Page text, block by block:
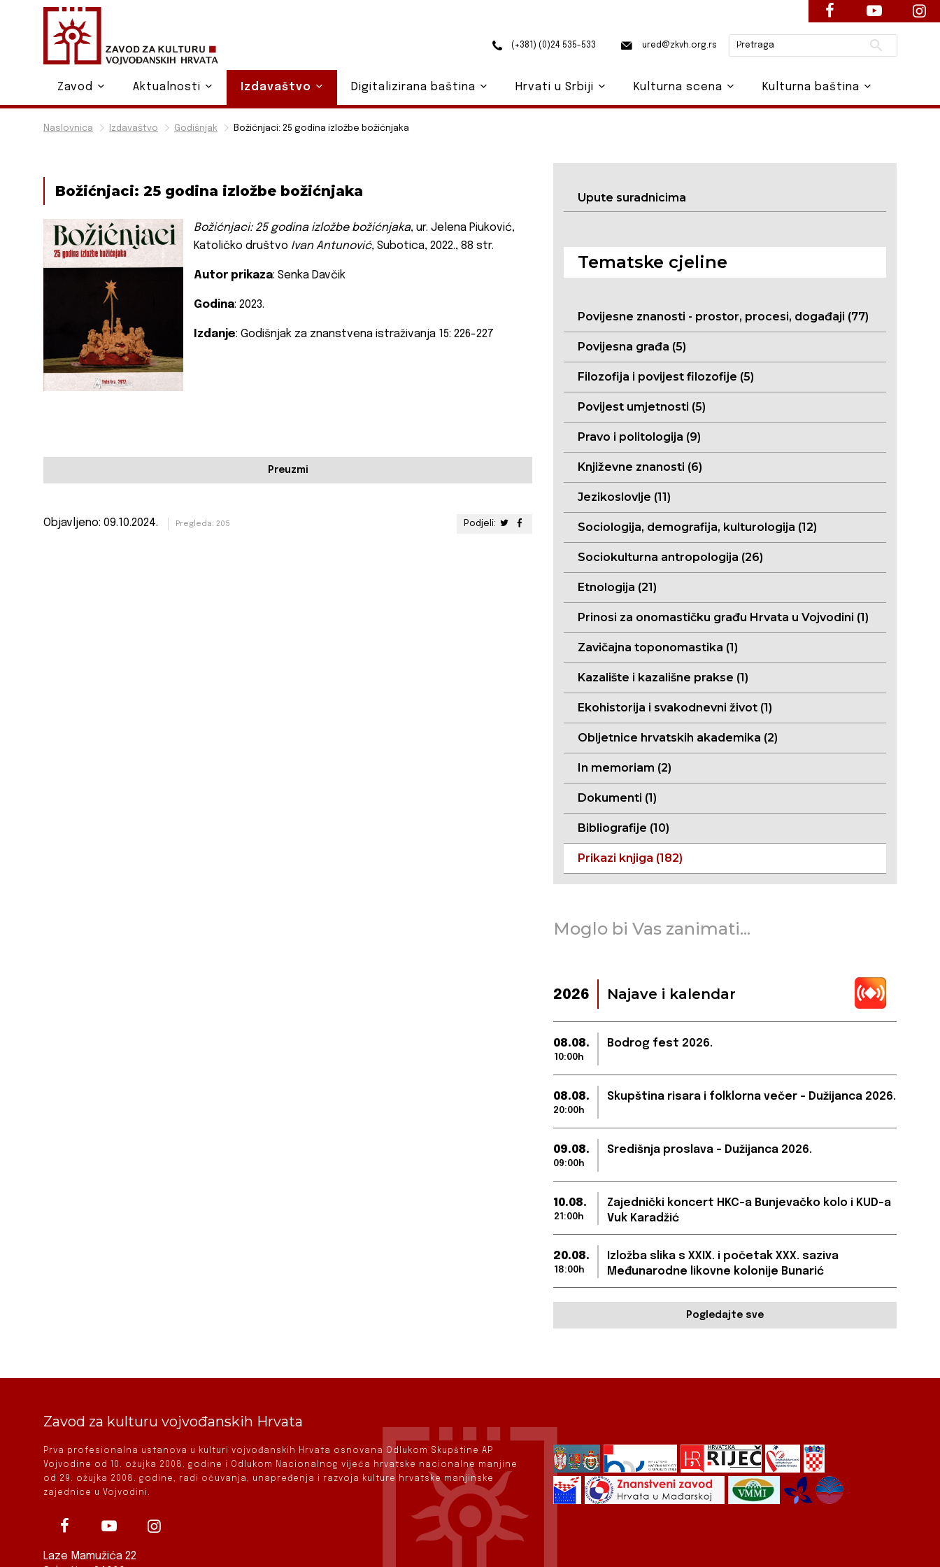
Naslovnica Izdavaštvo Godišnjak Božićnjaci: 25 godina izložbe božićnjaka
Božićnjaci: 25 godina izložbe božićnjaka
Božićnjaci: 25 godina izložbe božićnjaka, ur. Jelena Piuković,
Katoličko društvo Ivan Antunović, Subotica, 2022., 88 str.
Autor prikaza: Senka Davčik
Godina: 2023.
Izdanje: Godišnjak za znanstvena istraživanja 15: 226-227
Preuzmi
Podjeli:
Objavljeno: 09.10.2024. Pregleda: 205
Upute suradnicima
Tematske cjeline
Povijesne znanosti - prostor, procesi, događaji (77)
Povijesna građa (5)
Filozofija i povijest filozofije (5)
Povijest umjetnosti (5)
Pravo i politologija (9)
Književne znanosti (6)
Jezikoslovlje (11)
Sociologija, demografija, kulturologija (12)
Sociokulturna antropologija (26)
Etnologija (21)
Prinosi za onomastičku građu Hrvata u Vojvodini (1)
Zavičajna toponomastika (1)
Kazalište i kazališne prakse (1)
Ekohistorija i svakodnevni život (1)
Obljetnice hrvatskih akademika (2)
In memoriam (2)
Dokumenti (1)
Bibliografije (10)
Prikazi knjiga (182)
Moglo bi Vas zanimati...
2026 Najave i kalendar
08.08.
10:00h
Bodrog fest 2026.
08.08.
20:00h
Skupština risara i folklorna večer – Dužijanca 2026.
09.08.
09:00h
Središnja proslava – Dužijanca 2026.
10.08.
21:00h
Zajednički koncert HKC-a Bunjevačko kolo i KUD-a
Vuk Karadžić
20.08.
18:00h
Izložba slika s XXIX. i početak XXX. saziva
Međunarodne likovne kolonije Bunarić
Pogledajte sve
Zavod za kulturu vojvođanskih Hrvata
Prva profesionalna ustanova u kulturi vojvođanskih Hrvata osnovana Odlukom Skupštine AP
Vojvodine od 10. ožujka 2008. godine i Odlukom Nacionalnog vijeća hrvatske nacionalne manjine
od 29. ožujka 2008. godine, radi očuvanja, unapređenja i razvoja kulture hrvatske manjinske
zajednice u Vojvodini.
Laze Mamužića 22
(+381) (0)24 535-533 ured@zkvh.org.rs Pretraži
Zavod Aktualnosti Izdavaštvo Digitalizirana baština Hrvati u Srbiji Kulturna scena Kulturna baština